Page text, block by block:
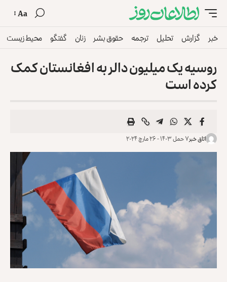
Aa
خبر گزارش تحلیل ترجمه حقوق بشر زنان گفتگو محیط زیست
روسیه یک میلیون دالر به افغانستان کمک
کرده است
اتاق خبر۷ حمل ۱۴۰۳ - ۲۶ مارچ ۲۰۲۴